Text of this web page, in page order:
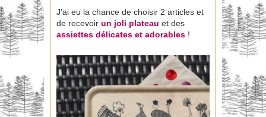
J’ai eu la chance de choisir 2 articles et
de recevoir un joli plateau et des
assiettes délicates et adorables !